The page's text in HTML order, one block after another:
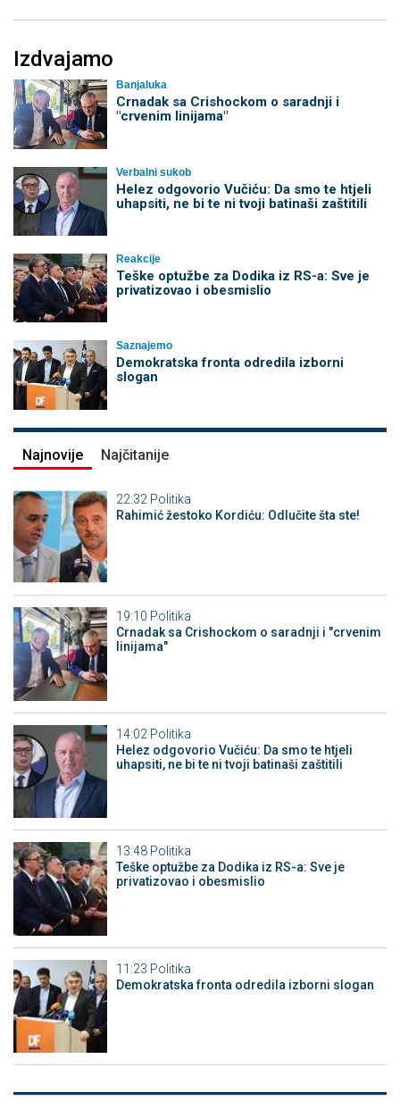
Izdvajamo
Banjaluka
Crnadak sa Crishockom o saradnji i
"crvenim linijama"
Verbalni sukob
Helez odgovorio Vučiću: Da smo te htjeli
uhapsiti, ne bi te ni tvoji batinaši zaštitili
Reakcije
Teške optužbe za Dodika iz RS-a: Sve je
privatizovao i obesmislio
Saznajemo
Demokratska fronta odredila izborni
slogan
Najnovije Najčitanije
22:32 Politika
Rahimić žestoko Kordiću: Odlučite šta ste!
19:10 Politika
Crnadak sa Crishockom o saradnji i "crvenim
linijama"
14:02 Politika
Helez odgovorio Vučiću: Da smo te htjeli
uhapsiti, ne bi te ni tvoji batinaši zaštitili
13:48 Politika
Teške optužbe za Dodika iz RS-a: Sve je
privatizovao i obesmislio
11:23 Politika
Demokratska fronta odredila izborni slogan